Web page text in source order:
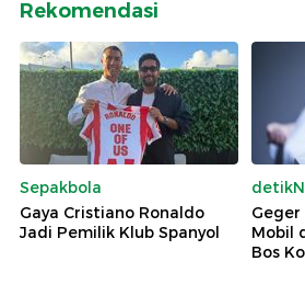
Rekomendasi
Sepakbola
Gaya Cristiano Ronaldo
Jadi Pemilik Klub Spanyol
Mobil
Bos